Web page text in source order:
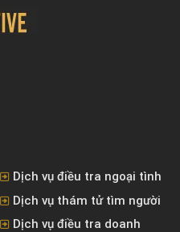
Dịch vụ điều tra ngoại tình
Dịch vụ thám tử tìm người
Dịch vụ điều tra doanh